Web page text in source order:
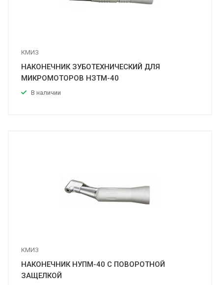
КМИЗ
НАКОНЕЧНИК ЗУБОТЕХНИЧЕСКИЙ ДЛЯ
МИКРОМОТОРОВ НЗТМ-40
В наличии
КМИЗ
НАКОНЕЧНИК НУПМ-40 С ПОВОРОТНОЙ
ЗАЩЕЛКОЙ